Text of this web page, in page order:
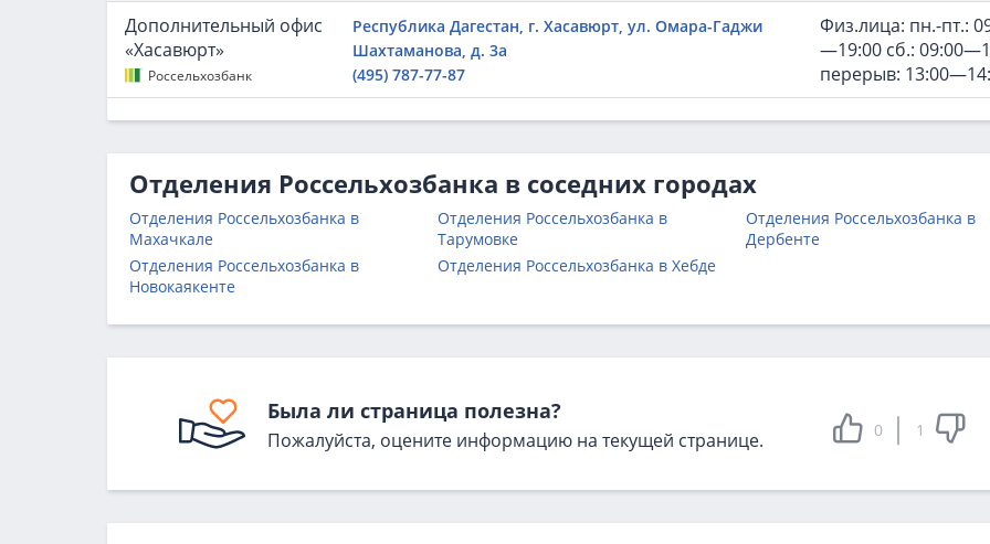
Дополнительный офис
«Хасавюрт»
Россельхозбанк
Республика Дагестан, г. Хасавюрт, ул. Омара-Гаджи
Шахтаманова, д. 3а
(495) 787-77-87
Физ.лица: пн.-пт.:
—19:00 сб.:
перерыв:
Отделения Россельхозбанка в соседних городах
Отделения Россельхозбанка в
Махачкале
Отделения Россельхозбанка в
Новокаякенте
Отделения Россельхозбанка в
Тарумовке
Отделения Россельхозбанка в Хебде
Отделения Россельхозбанка в
Дербенте
Была ли страница полезна?
Пожалуйста, оцените информацию на текущей странице. 0 1